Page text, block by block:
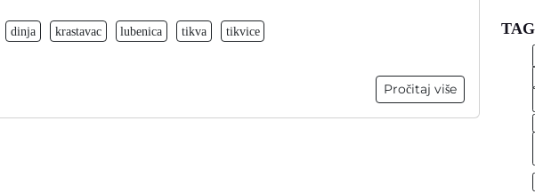
dinja krastavac lubenica tikva tikvice
Pročitaj više